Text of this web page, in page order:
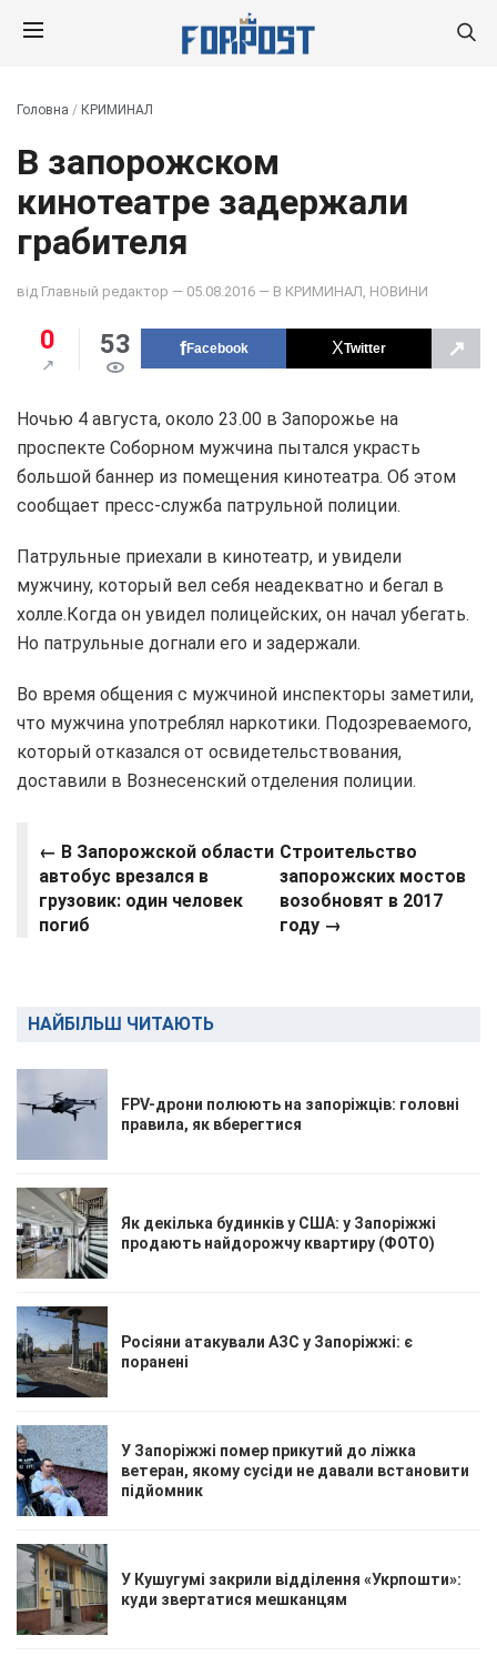
Головна / КРИМИНАЛ
В запорожском
кинотеатре задержали
грабителя
від Главный редактор — 05.08.2016 — В КРИМИНАЛ НОВИНИ
0 53 Facebook Twitter ↗
Ночью 4 августа, около 23.00 в Запорожье на
проспекте Соборном мужчина пытался украсть
большой баннер из помещения кинотеатра. Об этом
сообщает пресс-служба патрульной полиции.
Патрульные приехали в кинотеатр, и увидели
мужчину, который вел себя неадекватно и бегал в
холле.Когда он увидел полицейских, он начал убегать.
Но патрульные догнали его и задержали.
Во время общения с мужчиной инспекторы заметили,
что мужчина употреблял наркотики. Подозреваемого,
который отказался от освидетельствования,
доставили в Вознесенский отделения полиции.
← В Запорожской области
автобус врезался в
грузовик: один человек
погиб
Строительство
запорожских мостов
возобновят в 2017
году →
НАЙБІЛЬШ ЧИТАЮТЬ
FPV-дрони полюють на запоріжців: головні
правила, як вберегтися
Як декілька будинків у США: у Запоріжжі
продають найдорожчу квартиру (ФОТО)
Росіяни атакували АЗС у Запоріжжі: є
поранені
У Запоріжжі помер прикутий до ліжка
ветеран, якому сусіди не давали встановити
підйомник
У Кушугумі закрили відділення «Укрпошти»:
куди звертатися мешканцям